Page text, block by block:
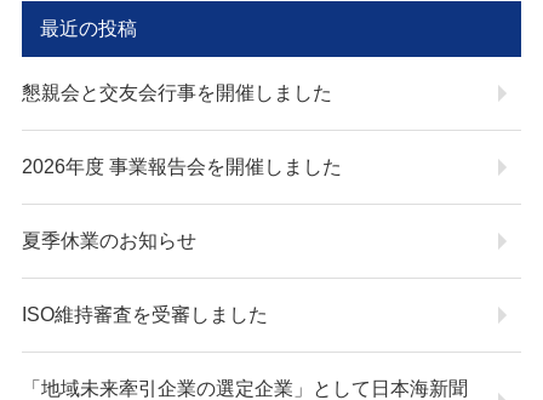
最近の投稿
懇親会と交友会行事を開催しました
2026年度 事業報告会を開催しました
夏季休業のお知らせ
ISO維持審査を受審しました
「地域未来牽引企業の選定企業」として日本海新聞